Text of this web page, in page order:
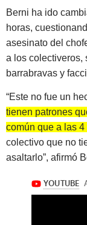
Berni ha ido
horas,
asesinato del
a los colectiveros,
barrabravas y
“Este no fue un
tienen patrones
común que a las
colectivo que no
asaltarlo”, afirmó